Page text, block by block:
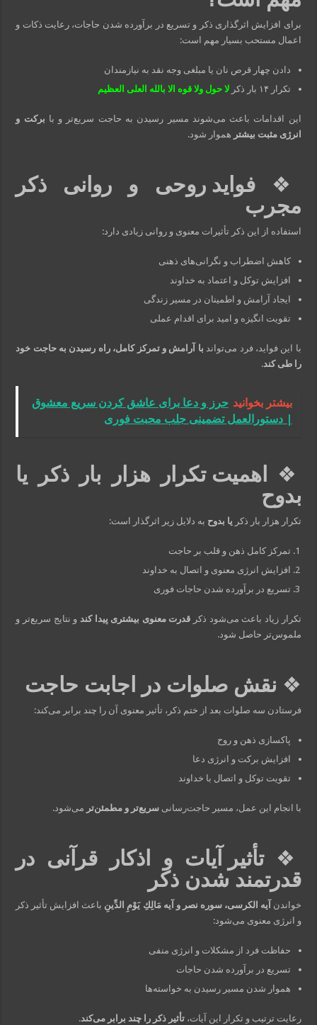
برای افزایش اثرگذاری ذکر و تسریع در برآورده شدن حاجات، رعایت ذکات و
اعمال مستحب بسیار مهم است:
دادن چهار قرص نان یا مبلغی وجه نقد به نیازمندان
تکرار ۱۴ بار ذکر
لا حول ولا قوه الا بالله العلی العظیم
این اقدامات باعث می‌شوند مسیر رسیدن به حاجت سریع‌تر و با برکت و
انرژی مثبت بیشتر هموار شود.
❖فواید روحی و روانی ذکر
مجرب
استفاده از این ذکر تأثیرات معنوی و روانی زیادی دارد:
کاهش اضطراب و نگرانی‌های ذهنی
افزایش توکل و اعتماد به خداوند
ایجاد آرامش و اطمینان در مسیر زندگی
تقویت انگیزه و امید برای اقدام عملی
با این فواید، فرد می‌تواند با آرامش و تمرکز کامل، راه رسیدن به حاجت خود
را طی کند.
بیشتر بخوانید حرز و دعا برای عاشق کردن سریع معشوق
| دستورالعمل تضمینی جلب محبت فوری
❖
اهمیت تکرار هزار بار ذکر یا
بدوح
تکرار هزار بار ذکر یا بدوح به دلایل زیر اثرگذار است:
تمرکز کامل ذهن و قلب بر حاجت
افزایش انرژی معنوی و اتصال به خداوند
تسریع در برآورده شدن حاجات فوری
تکرار زیاد باعث می‌شود ذکر قدرت معنوی بیشتری پیدا کند و نتایج سریع‌تر و
ملموس‌تر حاصل شود.
❖ نقش صلوات در اجابت حاجت
فرستادن سه صلوات بعد از ختم ذکر، تأثیر معنوی آن را چند برابر می‌کند:
پاکسازی ذهن و روح
افزایش برکت و انرژی دعا
تقویت توکل و اتصال با خداوند
با انجام این عمل، مسیر حاجت‌رسانیسریع‌تر و مطمئن‌تر می‌شود.
❖تأثیر آیات و اذکار قرآنی در
قدرتمند شدن ذکر
خواندن آیه الکرسی، سوره نصر و آیه مَالِكِ يَوْمِ الدِّينِ باعث افزایش تأثیر ذکر
و انرژی معنوی می‌شود:
حفاظت فرد از مشکلات و انرژی منفی
تسریع در برآورده شدن حاجات
هموار شدن مسیر رسیدن به خواسته‌ها
رعایت ترتیب و تکرار این آیات،تأثیر ذکر را چند برابر می‌کند.